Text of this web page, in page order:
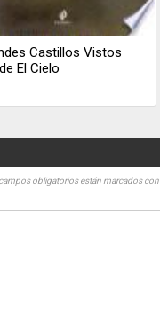
Castillos Vistos
El Cielo
obligatorios están marcados con